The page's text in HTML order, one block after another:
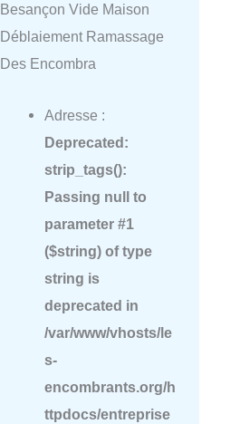
Besançon Vide Maison
Déblaiement Ramassage
Des Encombra
Adresse :
Deprecated:
strip_tags():
Passing null to
parameter #1
($string) of type
string is
deprecated in
/var/www/vhosts/le
s-
encombrants.org/h
ttpdocs/entreprise